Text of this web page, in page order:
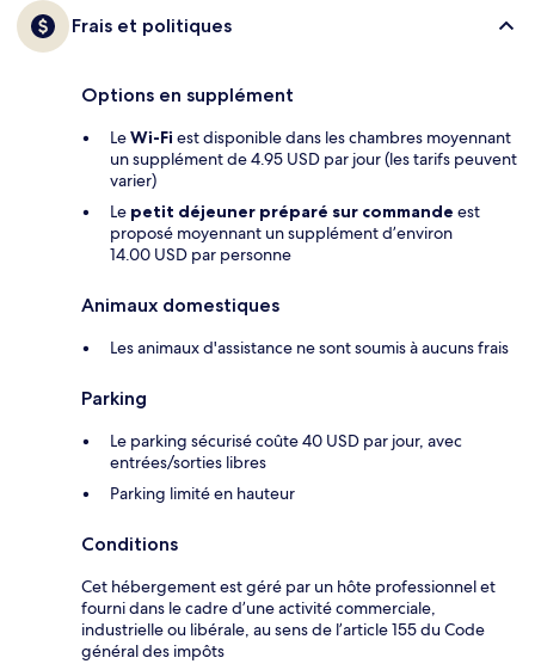
Frais et politiques
Options en supplément
LeWi-Fi est disponible dans les chambres moyennant
un supplément de 4.95 USD par jour (les tarifs peuvent
varier)
Le petit déjeuner préparé sur commande est
proposé moyennant un supplément d’environ
14.00 USD par personne
Animaux domestiques
Les animaux d'assistance ne sont soumis à aucuns frais
Parking
Le parking sécurisé coûte 40 USD par jour, avec
entrées/sorties libres
Parking limité en hauteur
Conditions
Cet hébergement est géré par un hôte professionnel et
fourni dans le cadre d’une activité commerciale,
industrielle ou libérale, au sens de l’article 155 du Code
général des impôts